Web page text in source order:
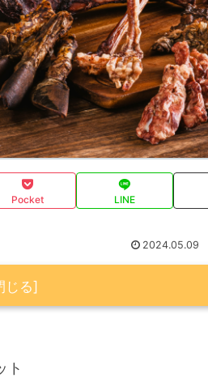
Pocket LINE
2024.05.09
ト